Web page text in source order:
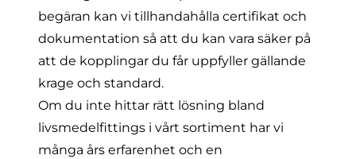
begäran kan vi tillhandahålla certifikat och
dokumentation så att du kan vara säker på
att de kopplingar du får uppfyller gällande
krage och standard.
Om du inte hittar rätt lösning bland
livsmedelfittings i vårt sortiment har vi
många års erfarenhet och en